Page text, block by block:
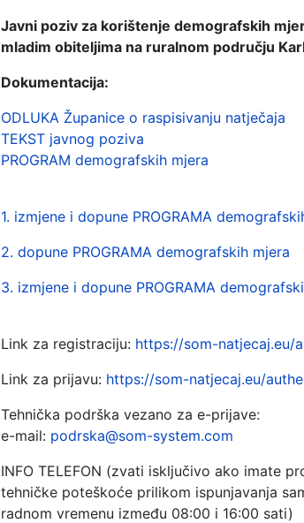
Javni poziv za korištenje demografskih
mladim obiteljima na ruralnom području
Dokumentacija:
ODLUKA Županice o raspisivanju natječaja
TEKST javnog poziva
PROGRAM demografskih mjera
1. izmjene i dopune PROGRAMA
2. dopune PROGRAMA demografskih mjera
3. izmjene i dopune PROGRAMA
Link za registraciju: https://som-natjecaj.eu/
Link za prijavu: https://som-natjecaj.eu/
Tehnička podrška vezano za e-prijave:
e-mail: podrska@som-system.com
INFO TELEFON (zvati isključivo ako imate
tehničke poteškoće prilikom ispunjavanja
radnom vremenu između 08:00 i 16:00 sati)